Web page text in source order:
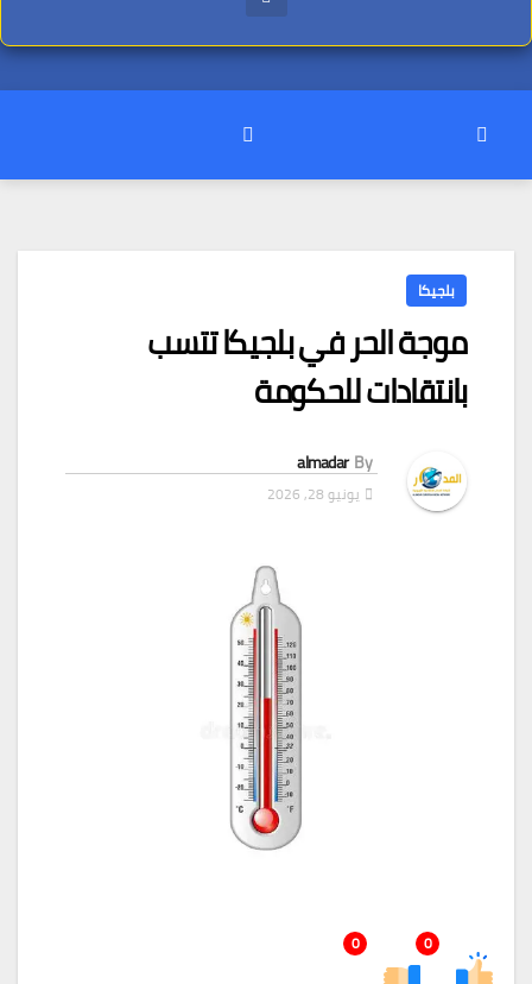
بلجيكا
موجة الحر في بلجيكا تتسب
بانتقادات للحكومة
By
almadar
يونيو 28, 2026
0
0